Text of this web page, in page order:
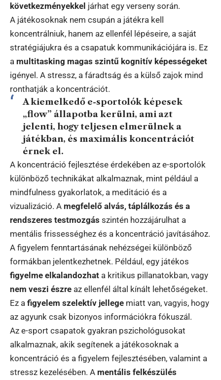
következményekkel járhat egy verseny során.
A játékosoknak nem csupán a játékra kell
koncentrálniuk, hanem az ellenfél lépéseire, a saját
stratégiájukra és a csapatuk kommunikációjára is. Ez
a multitasking magas szintű kognitív képességeket
igényel. A stressz, a fáradtság és a külső zajok mind
ronthatják a koncentrációt.
A kiemelkedő e-sportolók képesek
„flow” állapotba kerülni, ami azt
jelenti, hogy teljesen elmerülnek a
játékban, és maximális koncentrációt
érnek el.
A koncentráció fejlesztése érdekében az e-sportolók
különböző technikákat alkalmaznak, mint például a
mindfulness gyakorlatok, a meditáció és a
vizualizáció. A megfelelő alvás, táplálkozás és a
rendszeres testmozgás szintén hozzájárulhat a
mentális frissességhez és a koncentráció javításához.
A figyelem fenntartásának nehézségei különböző
formákban jelentkezhetnek. Például, egy játékos
figyelme elkalandozhat a kritikus pillanatokban, vagy
nem veszi észre az ellenfél által kínált lehetőségeket.
Ez a figyelem szelektív jellege miatt van, vagyis, hogy
az agyunk csak bizonyos információkra fókuszál.
Az e-sport csapatok gyakran pszichológusokat
alkalmaznak, akik segítenek a játékosoknak a
koncentráció és a figyelem fejlesztésében, valamint a
stressz kezelésében. A mentális felkészülés